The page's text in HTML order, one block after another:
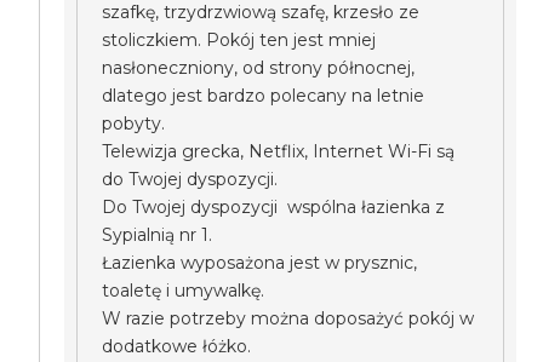
szafkę, trzydrzwiową szafę, krzesło ze
stoliczkiem. Pokój ten jest mniej
nasłoneczniony, od strony północnej,
dlatego jest bardzo polecany na letnie
pobyty.
Telewizja grecka, Netflix, Internet Wi-Fi są
do Twojej dyspozycji.
Do Twojej dyspozycji wspólna łazienka z
Sypialnią nr 1.
Łazienka wyposażona jest w prysznic,
toaletę i umywalkę.
W razie potrzeby można doposażyć pokój w
dodatkowe łóżko.